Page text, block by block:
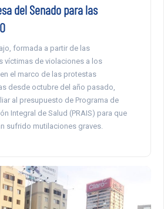
del Senado para las
formada a partir de las
víctimas de violaciones a los
el marco de las protestas
desde octubre del año pasado,
al presupuesto de Programa de
Integral de Salud (PRAIS) para que
sufrido mutilaciones graves.